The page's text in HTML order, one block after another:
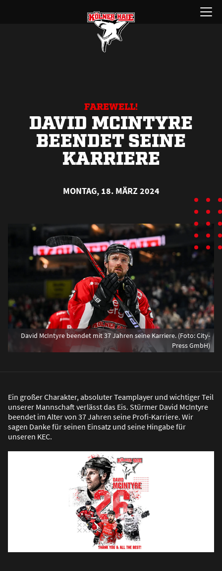
Menü
öffnen
FAREWELL!
DAVID MCINTYRE
BEENDET SEINE
KARRIERE
MONTAG, 18. MÄRZ 2024
David McIntyre beendet mit 37 Jahren seine Karriere. (Foto: City-
Press GmbH)
Ein großer Charakter, absoluter Teamplayer und wichtiger Teil
unserer Mannschaft verlässt das Eis. Stürmer David McIntyre
beendet im Alter von 37 Jahren seine Profi-Karriere. Wir
sagen Danke für seinen Einsatz und seine Hingabe für
unseren KEC.